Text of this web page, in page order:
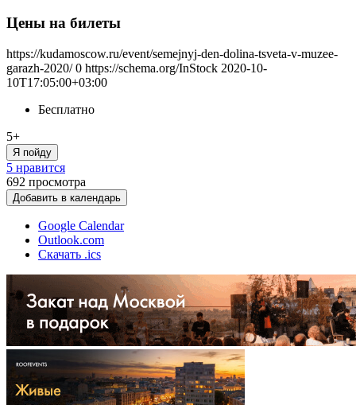
Цены на билеты
https://kudamoscow.ru/event/semejnyj-den-dolina-tsveta-v-muzee-
garazh-2020/ 0 https://schema.org/InStock 2020-10-
10T17:05:00+03:00
Бесплатно
5+
Я пойду
5 нравится
692 просмотра
Добавить в календарь
Google Calendar
Outlook.com
Скачать .ics